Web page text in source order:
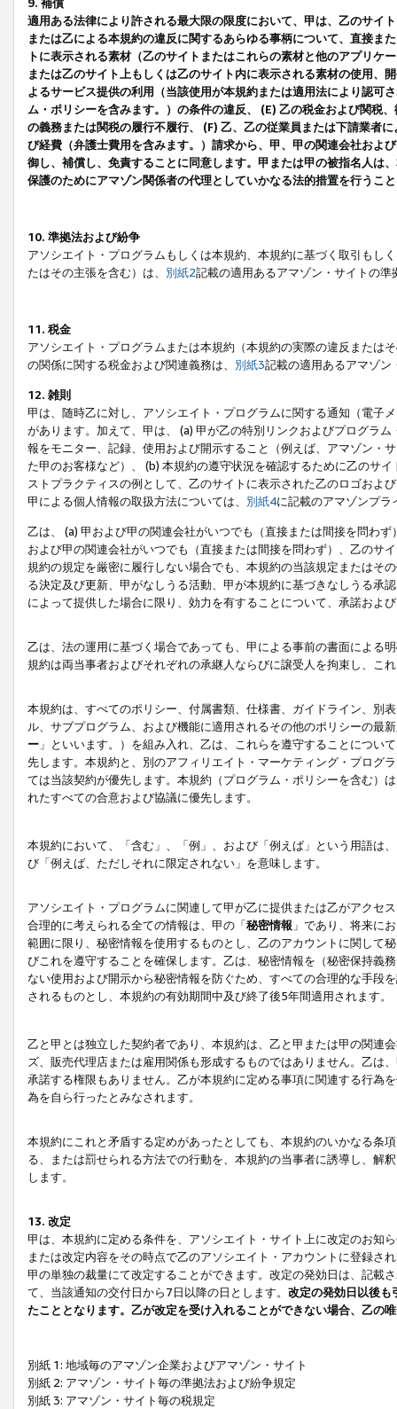
9. 補償
適用ある法律により許される最大限の限度において、甲は、乙のサイ
または乙による本規約の違反に関するあらゆる事柄について、直接ま
トに表示される素材（乙のサイトまたはこれらの素材と他のアプリ
または乙のサイト上もしくは乙のサイト内に表示される素材の使用、
よるサービス提供の利用（当該使用が本規約または適用法により認可
ム・ポリシーを含みます。）の条件の違反、 (E) 乙の税金および関税
の義務または関税の履行不履行、 (F) 乙、乙の従業員または下請業者
び経費（弁護士費用を含みます。）請求から、甲、甲の関連会社およ
御し、補償し、免責することに同意します。甲または甲の被指名人は
保護のためにアマゾン関係者の代理としていかなる法的措置を行うこ
10. 準拠法および紛争
アソシエイト・プログラムもしくは本規約、本規約に基づく取引もし
たはその主張を含む）は、 別紙2記載の適用あるアマゾン・サイトの
11. 税金
アソシエイト・プログラムまたは本規約（本規約の実際の違反または
の関係に関する税金および関連義務は、 別紙3記載の適用あるアマゾン
12. 雑則
甲は、随時乙に対し、アソシエイト・プログラムに関する通知（電子
があります。加えて、甲は、 (a) 甲が乙の特別リンクおよびプログラ
報をモニター、記録、使用および開示すること（例えば、アマゾン・
た甲のお客様など）、 (b) 本規約の遵守状況を確認するために乙のサ
ストプラクティスの例として、乙のサイトに表示された乙のロゴおよ
甲による個人情報の取扱方法については、 別紙4に記載のアマゾンプ
乙は、 (a) 甲および甲の関連会社がいつでも（直接または間接を問わ
および甲の関連会社がいつでも（直接または間接を問わず）、乙のサ
規約の規定を厳密に履行しない場合でも、本規約の当該規定またはそ
る決定及び更新、甲がなしうる活動、甲が本規約に基づきなしうる承
によって提供した場合に限り、効力を有することについて、承諾およ
乙は、法の運用に基づく場合であっても、甲による事前の書面による
規約は両当事者およびそれぞれの承継人ならびに譲受人を拘束し、こ
本規約は、すべてのポリシー、付属書類、仕様書、ガイドライン、別
ル、サブプログラム、および機能に適用されるその他のポリシーの最
ー 」といいます。）を組み入れ、乙は、これらを遵守することにつ
先します。本規約と、別のアフィリエイト・マーケティング・プログ
ては当該契約が優先します。本規約（プログラム・ポリシーを含む）
れたすべての合意および協議に優先します。
本規約において、「含む」、「例」、および「例えば」という用語は
び「例えば、ただしそれに限定されない」を意味します。
アソシエイト・プログラムに関連して甲が乙に提供または乙がアクセ
合理的に考えられる全ての情報は、甲の「秘密情報 」であり、将来に
範囲に限り、秘密情報を使用するものとし、乙のアカウントに関して
びこれを遵守することを確保します。乙は、秘密情報を（秘密保持義
ない使用および開示から秘密情報を防ぐため、すべての合理的な手段
されるものとし、本規約の有効期間中及び終了後5年間適用されます。
乙と甲とは独立した契約者であり、本規約は、乙と甲または甲の関連
ズ、販売代理店または雇用関係も形成するものではありません。乙は
承諾する権限もありません。乙が本規約に定める事項に関連する行為
為を自ら行ったとみなされます。
本規約にこれと矛盾する定めがあったとしても、本規約のいかなる条
る、または罰せられる方法での行動を、本規約の当事者に誘導し、解
します。
13. 改定
甲は、本規約に定める条件を、アソシエイト・サイト上に改定のお知
または改定内容をその時点で乙のアソシエイト・アカウントに登録さ
甲の単独の裁量にて改定することができます。改定の発効日は、記載
て、当該通知の交付日から7日以降の日とします。 改定の発効日以後も
たこととなります。乙が改定を受け入れることができない場合、乙の
別紙 1: 地域毎のアマゾン企業およびアマゾン・サイト
別紙 2: アマゾン・サイト毎の準拠法および紛争規定
別紙 3: アマゾン・サイト毎の税規定